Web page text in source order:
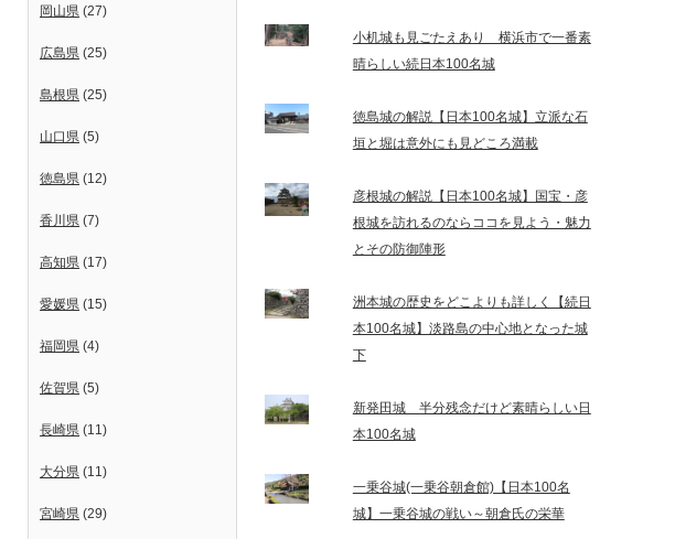
岡山県 (27)
広島県 (25)
島根県 (25)
山口県 (5)
徳島県 (12)
香川県 (7)
高知県 (17)
愛媛県 (15)
福岡県 (4)
佐賀県 (5)
長崎県 (11)
大分県 (11)
宮崎県 (29)
小机城も見ごたえあり 横浜市で一番素
晴らしい続日本100名城
徳島城の解説【日本100名城】立派な石
垣と堀は意外にも見どころ満載
彦根城の解説【日本100名城】国宝・彦
根城を訪れるのならココを見よう・魅力
とその防御陣形
洲本城の歴史をどこよりも詳しく【続日
本100名城】淡路島の中心地となった城
下
新発田城 半分残念だけど素晴らしい日
本100名城
一乗谷城(一乗谷朝倉館)【日本100名
城】一乗谷城の戦い～朝倉氏の栄華